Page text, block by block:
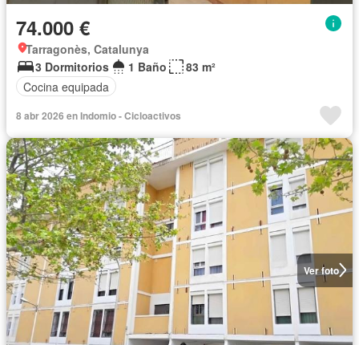
74.000 €
Tarragonès, Catalunya
3 Dormitorios
1 Baño
83 m²
Cocina equipada
8 abr 2026 en Indomio - Cicloactivos
Ver foto